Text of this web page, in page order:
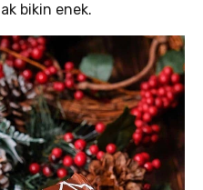
bikin enek.